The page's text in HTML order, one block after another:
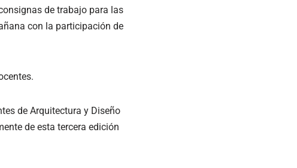
de trabajo para las
con la participación de
de Arquitectura y Diseño
de esta tercera edición